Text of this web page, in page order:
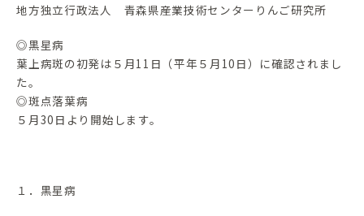
地方独立行政法人 青森県産業技術センターりんご研究所
◎黒星病
葉上病斑の初発は５月11日（平年５月10日）に確認されまし
た。
◎斑点落葉病
５月30日より開始します。
１．黒星病